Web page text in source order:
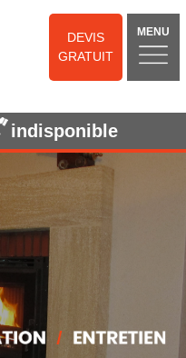
DEVIS
GRATUIT
MENU
indisponible